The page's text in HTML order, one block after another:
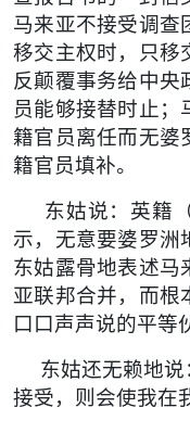
马来亚不接受调查
移交主权时，只移
反颠覆事务给中央
员能够接替时止；
籍官员离任而无婆
籍官员填补。
东姑说： 英籍
示，无意要婆罗洲
东姑露骨地表述马
亚联邦合并，而根
口口声声说的平等
东姑还无赖地说
接受，则会使我在